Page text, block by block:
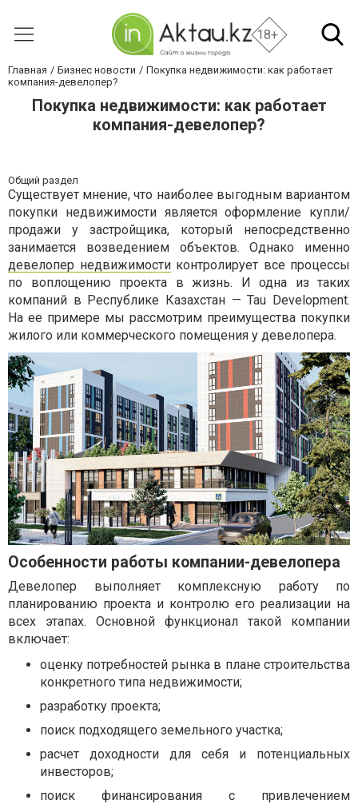
18+
Главная Бизнес новости
Покупка недвижимости: как работает
компания-девелопер?
Покупка недвижимости: как работает
компания-девелопер?
Общий раздел
Существует мнение, что наиболее выгодным вариантом
покупки недвижимости является оформление купли/
продажи у застройщика, который непосредственно
занимается возведением объектов. Однако именно
девелопер недвижимостиконтролирует все процессы
по воплощению проекта в жизнь. И одна из таких
компаний в Республике Казахстан — Tau Development.
На ее примере мы рассмотрим преимущества покупки
жилого или коммерческого помещения у девелопера.
Особенности работы компании-девелопера
Девелопер выполняет комплексную работу по
планированию проекта и контролю его реализации на
всех этапах. Основной функционал такой компании
включает:
оценку потребностей рынка в плане строительства
конкретного типа недвижимости;
разработку проекта;
поиск подходящего земельного участка;
расчет доходности для себя и потенциальных
инвесторов;
поиск финансирования с привлечением